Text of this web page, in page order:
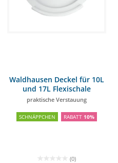
Waldhausen Deckel für 10L
und 17L Flexischale
praktische Verstauung
SCHNÄPPCHEN RABATT 10%
(0)